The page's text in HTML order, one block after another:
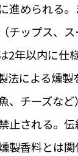
進められる
チップス、
2年以内に仕
法による燻
、チーズな
止される。
製香料とは